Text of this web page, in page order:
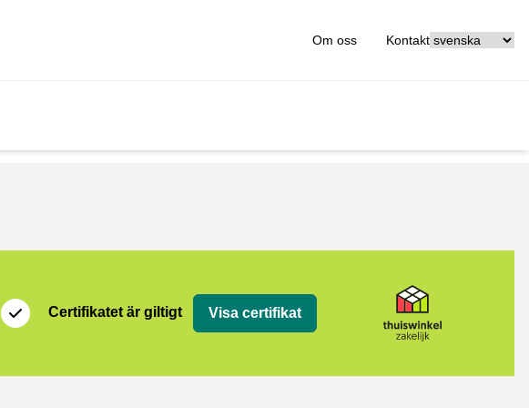
Om oss Kontakt
Certifikatet är giltigt Visa certifikat